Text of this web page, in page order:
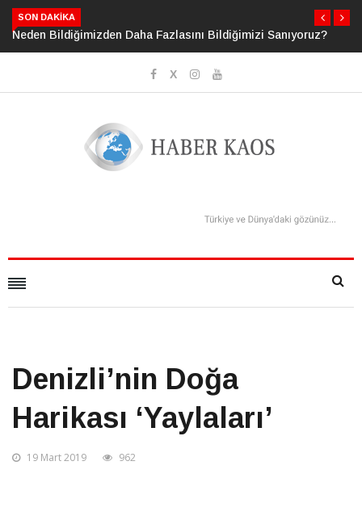
SON DAKIKA
Neden Bildiğimizden Daha Fazlasını Bildiğimizi Sanıyoruz?
Denizli’nin Doğa
Harikası ‘Yaylaları’
19 Mart 2019 962